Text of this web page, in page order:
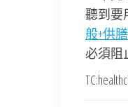
聽到要
般+供
必須阻